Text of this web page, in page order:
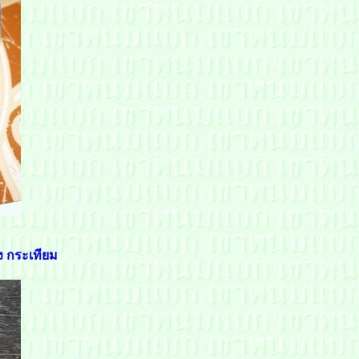
กระเทียม